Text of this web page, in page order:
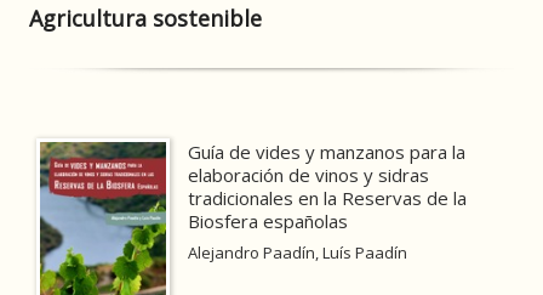
FILTRADO POR:
MATERIAS
Actividades marítimas/náuticas
Administración pública / Políticas públicas
Agricultura sostenible
Agricultura sostenible
Guía de vides y manzanos para la
elaboración de vinos y sidras
tradicionales en la Reservas de la
Biosfera españolas
Alejandro Paadín, Luís Paadín